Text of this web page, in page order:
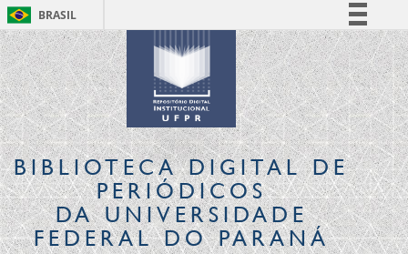
BRASIL
Simplifique!
Comunica BR
Participe
Acesso à informação
Legislação
Canais
BIBLIOTECA DIGITALDE
PERIÓDICOS
DA UNIVERSIDADE
FEDERAL DO PARANÁ